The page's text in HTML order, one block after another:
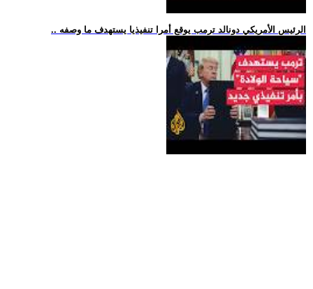
.. الرئيس الأمريكي دونالد ترمب يوقع أمرا تنفيذيا يستهدف ما وصفه